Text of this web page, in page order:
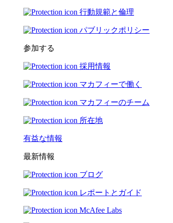
行動規範と倫理
パブリックポリシー
参加する
採用情報
マカフィーで働く
マカフィーのチーム
所在地
有益な情報
最新情報
ブログ
レポートとガイド
McAfee Labs